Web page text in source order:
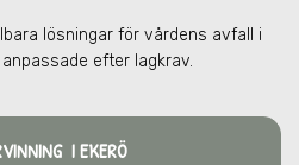
lösningar för vårdens avfall i
efter lagkrav.
I EKERÖ